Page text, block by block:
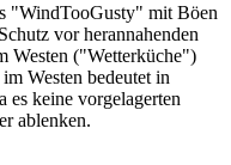
"WindTooGusty" mit Böen
vor herannahenden
Westen ("Wetterküche")
Westen bedeutet in
es keine vorgelagerten
ablenken.